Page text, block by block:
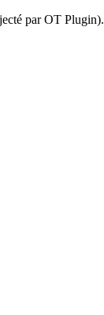
par OT Plugin).